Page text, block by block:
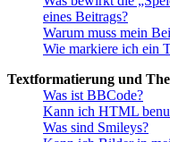
eines Beitrags?
Warum muss mein
Wie markiere ich ein
Textformatierung und
Was ist BBCode?
Kann ich HTML
Was sind Smileys?